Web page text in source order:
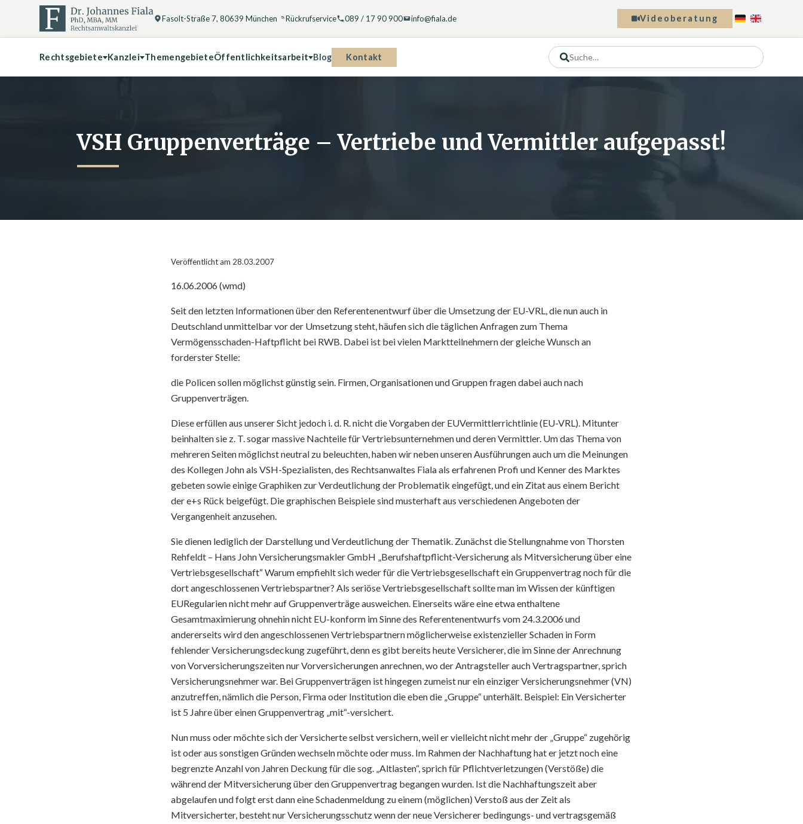
Fasolt-Straße 7, 80639 München Rückrufservice 089 / 17 90 900 info@fiala.de Videoberatung
Rechtsgebiete Kanzlei ThemengebieteÖffentlichkeitsarbeit Blog Kontakt
VSH Gruppenverträge – Vertriebe und Vermittler aufgepasst!
Veröffentlicht am 28.03.2007
16.06.2006 (wmd)
Seit den letzten Informationen über den Referentenentwurf über die Umsetzung der EU-VRL, die nun auch in
Deutschland unmittelbar vor der Umsetzung steht, häufen sich die täglichen Anfragen zum Thema
Vermögensschaden-Haftpflicht bei RWB. Dabei ist bei vielen Marktteilnehmern der gleiche Wunsch an
forderster Stelle:
die Policen sollen möglichst günstig sein. Firmen, Organisationen und Gruppen fragen dabei auch nach
Gruppenverträgen.
Diese erfüllen aus unserer Sicht jedoch i. d. R. nicht die Vorgaben der EUVermittlerrichtlinie (EU-VRL). Mitunter
beinhalten sie z. T. sogar massive Nachteile für Vertriebsunternehmen und deren Vermittler. Um das Thema von
mehreren Seiten möglichst neutral zu beleuchten, haben wir neben unseren Ausführungen auch um die Meinungen
des Kollegen John als VSH-Spezialisten, des Rechtsanwaltes Fiala als erfahrenen Profi und Kenner des Marktes
gebeten sowie einige Graphiken zur Verdeutlichung der Problematik eingefügt, und ein Zitat aus einem Bericht
der e+s Rück beigefügt. Die graphischen Beispiele sind musterhaft aus verschiedenen Angeboten der
Vergangenheit anzusehen.
Sie dienen lediglich der Darstellung und Verdeutlichung der Thematik. Zunächst die Stellungnahme von Thorsten
Rehfeldt – Hans John Versicherungsmakler GmbH „Berufshaftpflicht-Versicherung als Mitversicherung über eine
Vertriebsgesellschaft“ Warum empfiehlt sich weder für die Vertriebsgesellschaft ein Gruppenvertrag noch für die
dort angeschlossenen Vertriebspartner? Als seriöse Vertriebsgesellschaft sollte man im Wissen der künftigen
EURegularien nicht mehr auf Gruppenverträge ausweichen. Einerseits wäre eine etwa enthaltene
Gesamtmaximierung ohnehin nicht EU-konform im Sinne des Referentenentwurfs vom 24.3.2006 und
andererseits wird den angeschlossenen Vertriebspartnern möglicherweise existenzieller Schaden in Form
fehlender Versicherungsdeckung zugeführt, denn es gibt bereits heute Versicherer, die im Sinne der Anrechnung
von Vorversicherungszeiten nur Vorversicherungen anrechnen, wo der Antragsteller auch Vertragspartner, sprich
Versicherungsnehmer war. Bei Gruppenverträgen ist hingegen zumeist nur ein einziger Versicherungsnehmer (VN)
anzutreffen, nämlich die Person, Firma oder Institution die eben die „Gruppe“ unterhält. Beispiel: Ein Versicherter
ist 5 Jahre über einen Gruppenvertrag „mit“-versichert.
Nun muss oder möchte sich der Versicherte selbst versichern, weil er vielleicht nicht mehr der „Gruppe“ zugehörig
ist oder aus sonstigen Gründen wechseln möchte oder muss. Im Rahmen der Nachhaftung hat er jetzt noch eine
begrenzte Anzahl von Jahren Deckung für die sog. „Altlasten“, sprich für Pflichtverletzungen (Verstöße) die
während der Mitversicherung über den Gruppenvertrag begangen wurden. Ist die Nachhaftungszeit aber
abgelaufen und folgt erst dann eine Schadenmeldung zu einem (möglichen) Verstoß aus der Zeit als
Mitversicherter, besteht nur Versicherungsschutz wenn der neue Versicherer bedingungs- und vertragsgemäß